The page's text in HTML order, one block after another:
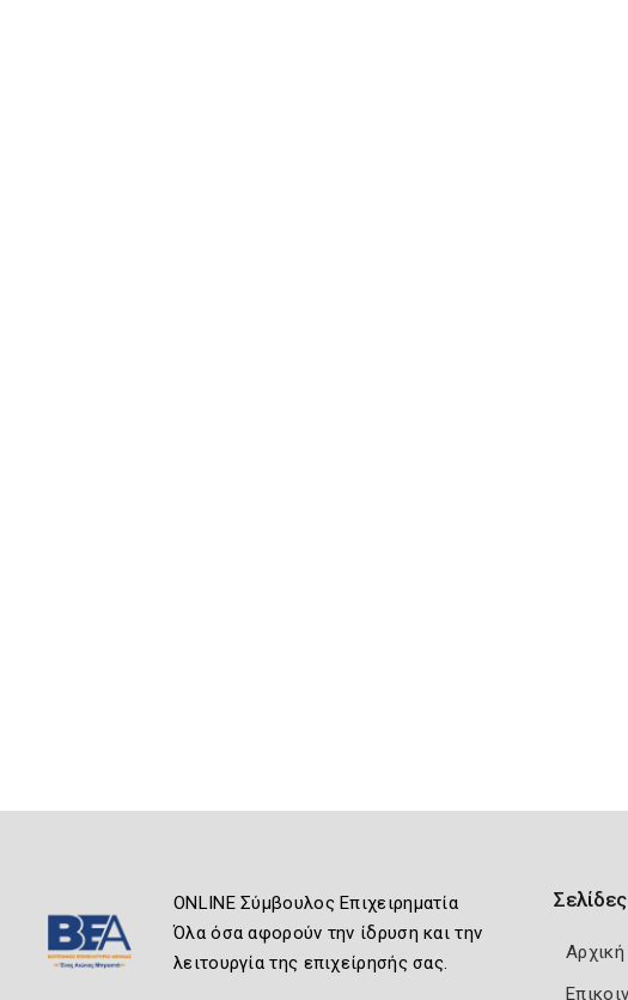
ONLINE Σύμβουλος Επιχειρηματία
Όλα όσα αφορούν την ίδρυση και την
λειτουργία της επιχείρησής σας.
Σελίδες
Αρχική